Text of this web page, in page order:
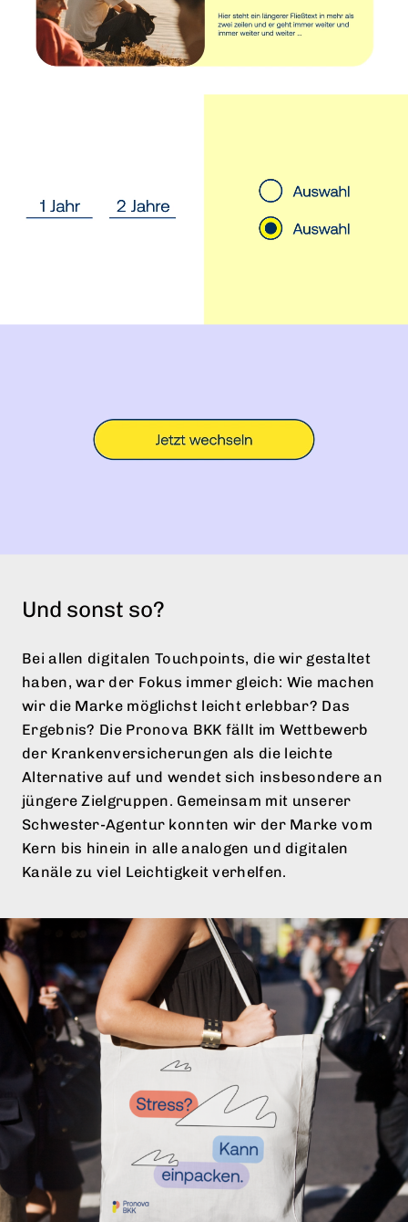
Und sonst so?
Bei allen digitalen Touchpoints, die wir gestaltet
haben, war der Fokus immer gleich: Wie machen
wir die Marke möglichst leicht erlebbar? Das
Ergebnis? Die Pronova BKK fällt im Wettbewerb
der Krankenversicherungen als die leichte
Alternative auf und wendet sich insbesondere an
jüngere Zielgruppen. Gemeinsam mit unserer
Schwester-Agentur konnten wir der Marke vom
Kern bis hinein in alle analogen und digitalen
Kanäle zu viel Leichtigkeit verhelfen.